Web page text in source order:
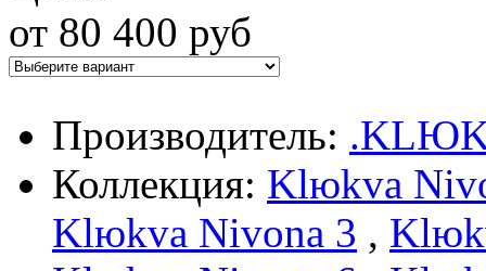
от 80 400 руб
Производитель:
Коллекция: Klюkva
Klюkva Nivona 3 ,